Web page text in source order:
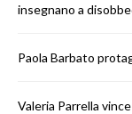
insegnano a
Paola Barbato
Valeria Parrella